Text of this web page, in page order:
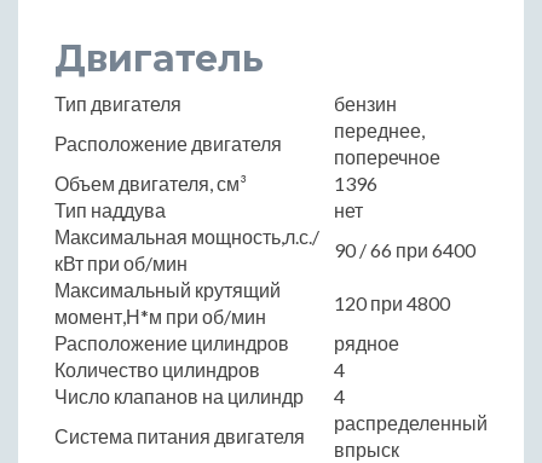
Двигатель
Тип двигателя
бензин
Расположение двигателя
переднее,
поперечное
Объем двигателя, см³
1396
Тип наддува
нет
Максимальная мощность,л.с./
кВт при об/мин
90 / 66 при 6400
Максимальный крутящий
момент,Н*м при об/мин
120 при 4800
Расположение цилиндров
рядное
Количество цилиндров
4
Число клапанов на цилиндр
4
Система питания двигателя
распределенный
впрыск